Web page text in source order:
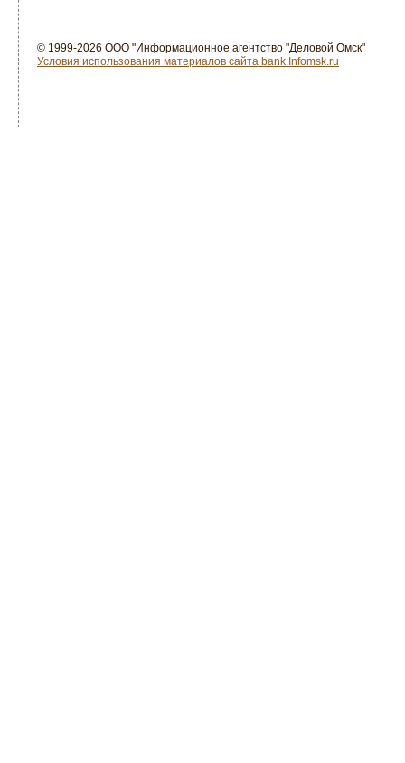
© 1999-2026 ООО "Информационное агентство "Деловой Омск"
Условия использования материалов сайта bank.Infomsk.ru